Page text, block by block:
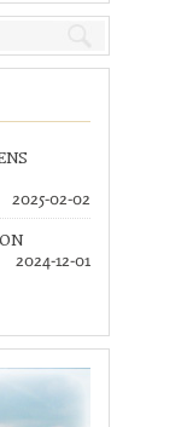
2025-02-02
2024-12-01